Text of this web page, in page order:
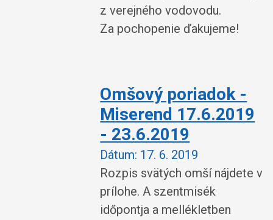
z verejného vodovodu.
Za pochopenie ďakujeme!
Omšový poriadok -
Miserend 17.6.2019
- 23.6.2019
Dátum: 17. 6. 2019
Rozpis svätých omší nájdete v
prílohe. A szentmisék
időpontja a mellékletben